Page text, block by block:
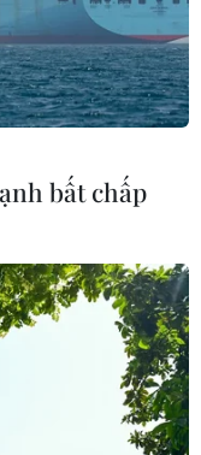
đợi nhất thị
của smartphone
sẽ là năm
siêu phẩm như
bất chấp